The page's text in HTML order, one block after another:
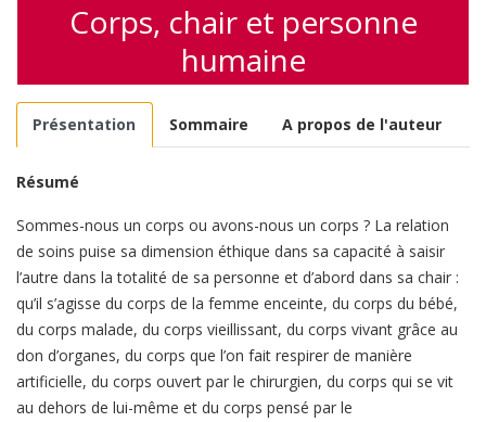
Corps, chair et personne
humaine
Présentation Sommaire A propos de l'auteur
Résumé
Sommes-nous un corps ou avons-nous un corps ? La relation
de soins puise sa dimension éthique dans sa capacité à saisir
l’autre dans la totalité de sa personne et d’abord dans sa chair :
qu’il s’agisse du corps de la femme enceinte, du corps du bébé,
du corps malade, du corps vieillissant, du corps vivant grâce au
don d’organes, du corps que l’on fait respirer de manière
artificielle, du corps ouvert par le chirurgien, du corps qui se vit
au dehors de lui-même et du corps pensé par le